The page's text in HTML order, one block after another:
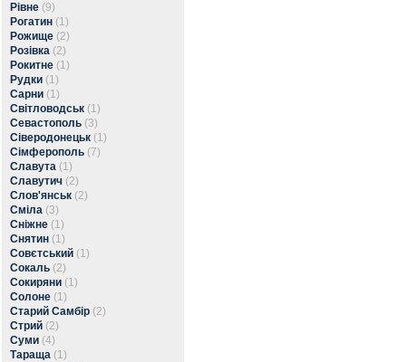
Рівне (9)
Рогатин (1)
Рожище (2)
Розівка (2)
Рокитне (1)
Рудки (1)
Сарни (1)
Світловодськ (1)
Севастополь (3)
Сіверодонецьк (1)
Сімферополь (7)
Славута (1)
Славутич (2)
Слов'янськ (2)
Сміла (3)
Сніжне (1)
Снятин (1)
Совєтський (1)
Сокаль (2)
Сокиряни (1)
Солоне (1)
Старий Самбір (2)
Стрий (2)
Суми (4)
Тараща (1)